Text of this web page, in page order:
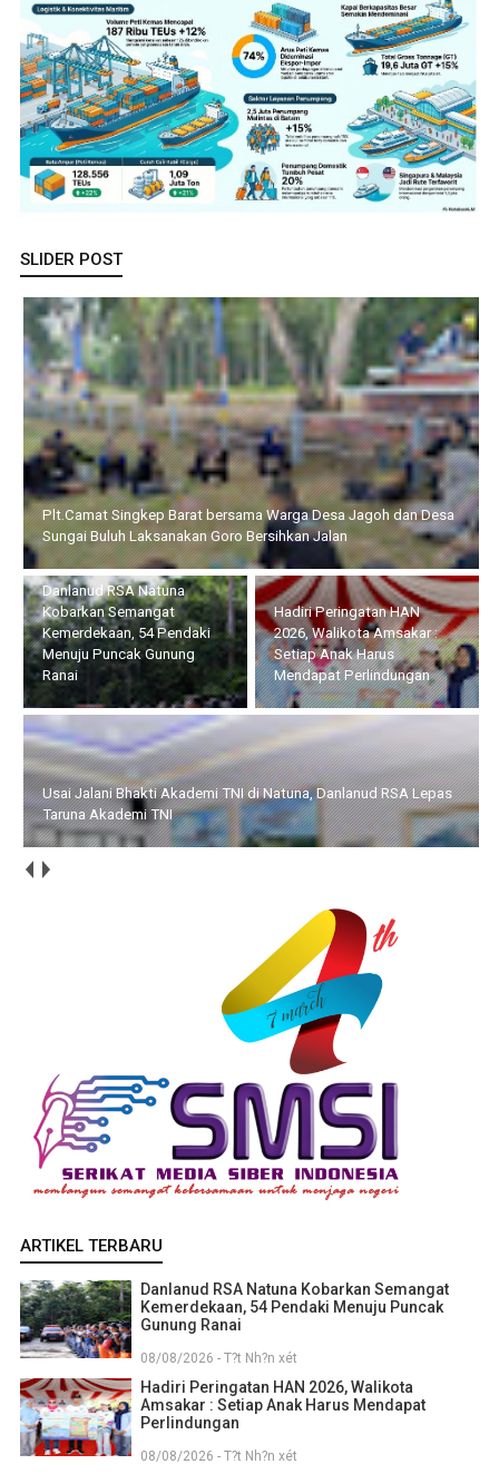
SLIDER POST
Danlanud RSA Natuna Kobarkan Semangat Kemerdekaan, 54
Pendaki Menuju Puncak Gunung Ranai
Hadiri Peringatan HAN
2026, Walikota Amsakar :
Setiap Anak Harus
Mendapat Perlindungan
Usai Jalani Bhakti Akademi
TNI di Natuna, Danlanud
RSA Lepas Taruna Akademi
TNI
HUT ke-14 IWO, Bupati Iskandarsyah : Pers Profesional Harus
Berdampak bagi Masyarakat
ARTIKEL TERBARU
Danlanud RSA Natuna Kobarkan Semangat
Kemerdekaan, 54 Pendaki Menuju Puncak
Gunung Ranai
08/08/2026 - T?t Nh?n xét
Hadiri Peringatan HAN 2026, Walikota
Amsakar : Setiap Anak Harus Mendapat
Perlindungan
08/08/2026 - T?t Nh?n xét